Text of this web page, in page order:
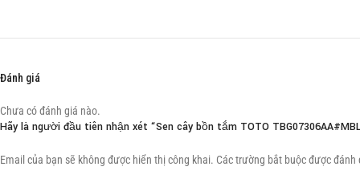
Đánh giá
Chưa có đánh giá nào.
Hãy là người đầu tiên nhận xét “Sen cây bồn tắm TOTO
Email của bạn sẽ không được hiển thị công khai. Các trường bắt buộc được đánh